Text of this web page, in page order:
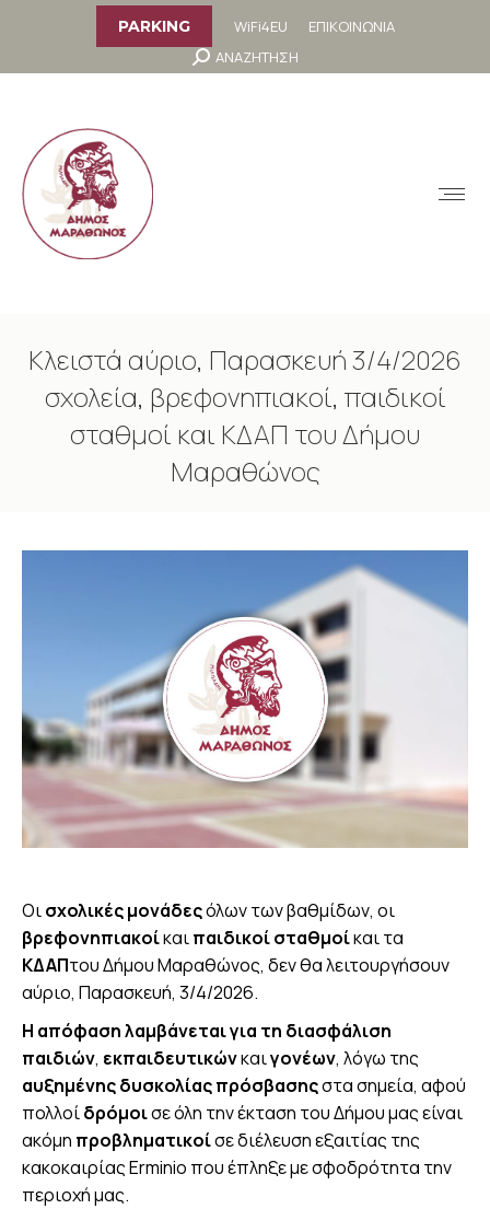
PARKING WiFi4EU
ΕΠΙΚΟΙΝΩΝΙΑ
Search:
ΑΝΑΖΗΤΗΣΗ
Κλειστά αύριο, Παρασκευή 3/4/2026
σχολεία, βρεφονηπιακοί, παιδικοί
σταθμοί και ΚΔΑΠ του Δήμου
Μαραθώνος
Οισχολικές μονάδεςόλων των βαθμίδων, οι
βρεφονηπιακοίκαιπαιδικοί σταθμοίκαι τα
ΚΔΑΠτου Δήμου Μαραθώνος, δεν θα λειτουργήσουν
αύριο, Παρασκευή, 3/4/2026.
Η απόφαση λαμβάνεται για τη διασφάλιση
παιδιών, εκπαιδευτικώνκαιγονέων, λόγω της
αυξημένης δυσκολίας πρόσβασηςστα σημεία, αφού
πολλοίδρόμοισε όλη την έκταση του Δήμου μας είναι
ακόμη προβληματικοίσε διέλευση εξαιτίας της
κακοκαιρίαςErminio που έπληξε με σφοδρότητα την
περιοχή μας.